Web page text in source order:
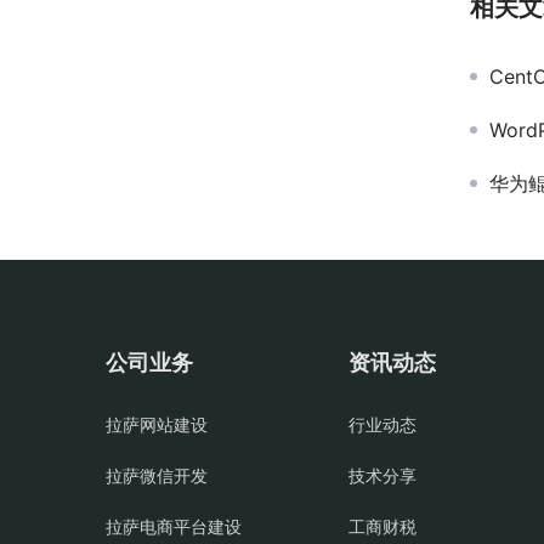
相关
华为
公司业务
拉萨网站建设
拉萨微信开发
拉萨电商平台建设
资讯动态
行业动态
技术分享
工商财税